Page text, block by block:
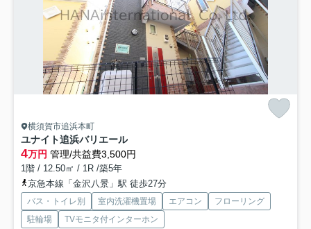
横須賀市追浜本町
ユナイト追浜バリエール
4万円 管理/共益費3,500円
1階 / 12.50㎡ / 1R /築5年
京急本線「金沢八景」駅 徒歩27分
バス・トイレ別 室内洗濯機置場 エアコン
フローリング
駐輪場
TVモニタ付インターホン